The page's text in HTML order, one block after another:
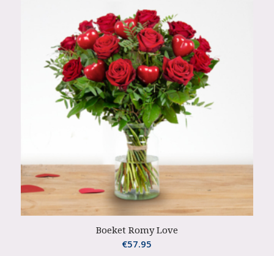
Boeket Romy Love
€57.95